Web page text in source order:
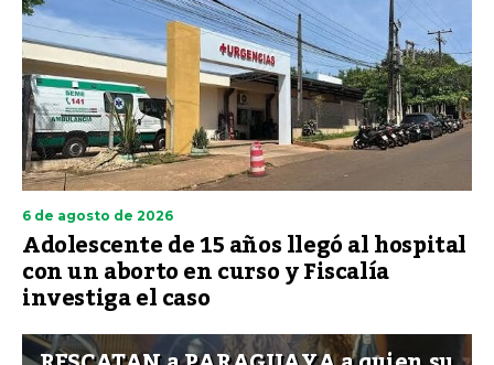
6 de agosto de 2026
Adolescente de 15 años llegó al hospital
con un aborto en curso y Fiscalía
investiga el caso